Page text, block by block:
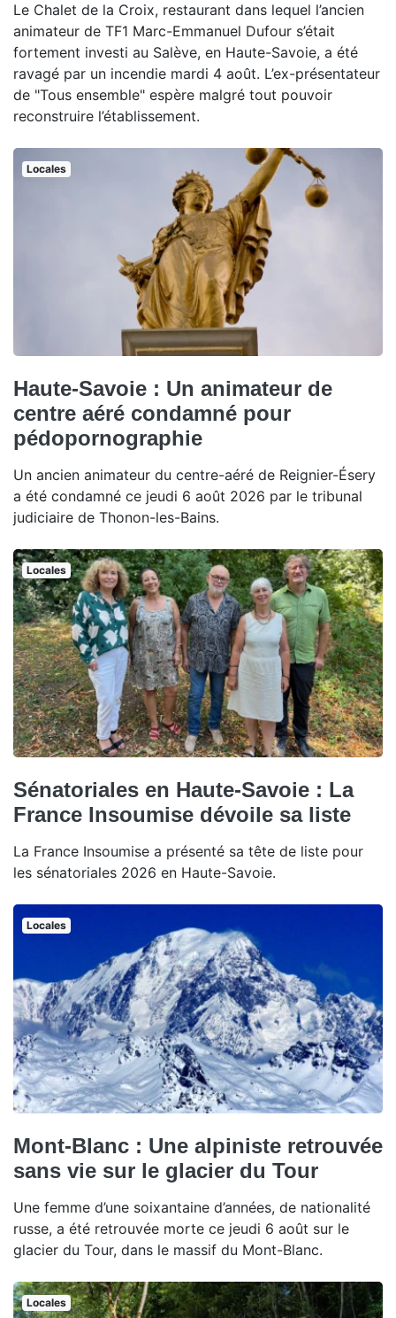
Le Chalet de la Croix, restaurant dans lequel l’ancien
animateur de TF1 Marc-Emmanuel Dufour s’était
fortement investi au Salève, en Haute-Savoie, a été
ravagé par un incendie mardi 4 août. L’ex-présentateur
de "Tous ensemble" espère malgré tout pouvoir
reconstruire l’établissement.
Locales
Haute-Savoie : Un animateur de
centre aéré condamné pour
pédopornographie
Un ancien animateur du centre-aéré de Reignier-Ésery
a été condamné ce jeudi 6 août 2026 par le tribunal
judiciaire de Thonon-les-Bains.
Locales
Sénatoriales en Haute-Savoie : La
France Insoumise dévoile sa liste
La France Insoumise a présenté sa tête de liste pour
les sénatoriales 2026 en Haute-Savoie.
Locales
Mont-Blanc : Une alpiniste retrouvée
sans vie sur le glacier du Tour
Une femme d’une soixantaine d’années, de nationalité
russe, a été retrouvée morte ce jeudi 6 août sur le
glacier du Tour, dans le massif du Mont-Blanc.
Locales